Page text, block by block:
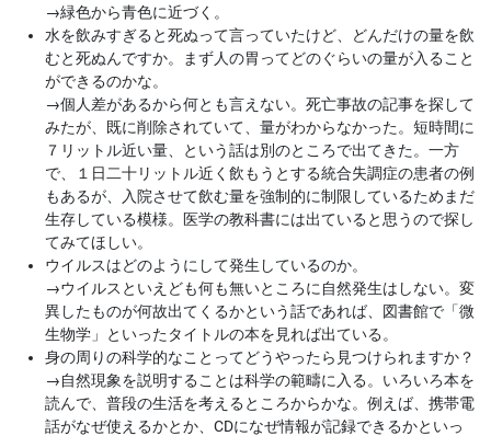
→緑色から青色に近づく。
水を飲みすぎると死ぬって言っていたけど、どんだけの量を飲
むと死ぬんですか。まず人の胃ってどのぐらいの量が入ること
ができるのかな。
→個人差があるから何とも言えない。死亡事故の記事を探して
みたが、既に削除されていて、量がわからなかった。短時間に
７リットル近い量、という話は別のところで出てきた。一方
で、１日二十リットル近く飲もうとする統合失調症の患者の例
もあるが、入院させて飲む量を強制的に制限しているためまだ
生存している模様。医学の教科書には出ていると思うので探し
てみてほしい。
ウイルスはどのようにして発生しているのか。
→ウイルスといえども何も無いところに自然発生はしない。変
異したものが何故出てくるかという話であれば、図書館で「微
生物学」といったタイトルの本を見れば出ている。
身の周りの科学的なことってどうやったら見つけられますか？
→自然現象を説明することは科学の範疇に入る。いろいろ本を
読んで、普段の生活を考えるところからかな。例えば、携帯電
話がなぜ使えるかとか、CDになぜ情報が記録できるかといっ